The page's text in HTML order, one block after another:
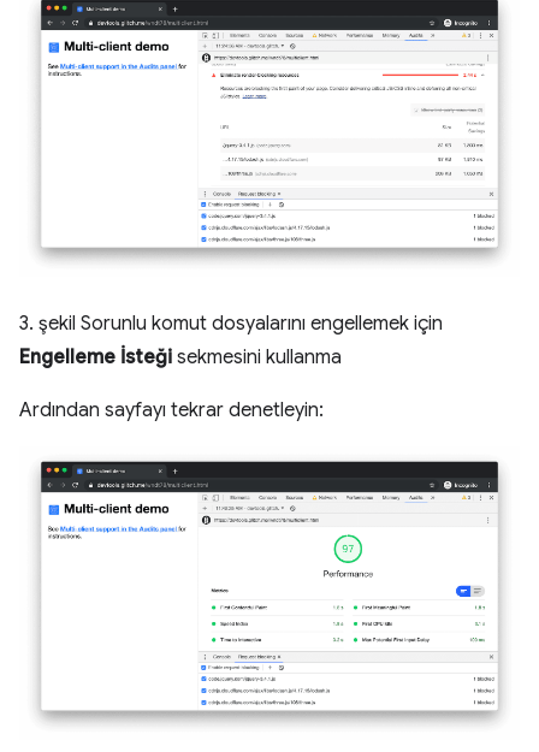
3. şekil Sorunlu komut dosyalarını engellemek için
Engelleme İsteği sekmesini kullanma
Ardından sayfayı tekrar denetleyin: